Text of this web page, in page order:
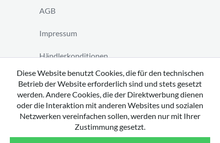
AGB
Impressum
Händlerkonditionen
Vertrag widerrufen
Diese Website benutzt Cookies, die für den technischen
Betrieb der Website erforderlich sind und stets gesetzt
werden. Andere Cookies, die der Direktwerbung dienen
oder die Interaktion mit anderen Websites und sozialen
Netzwerken vereinfachen sollen, werden nur mit Ihrer
Zustimmung gesetzt.